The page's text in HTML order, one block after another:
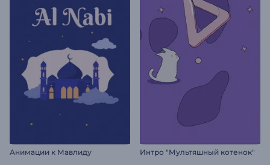
Анимации к Мавлиду Интро "Мультяшный котенок"